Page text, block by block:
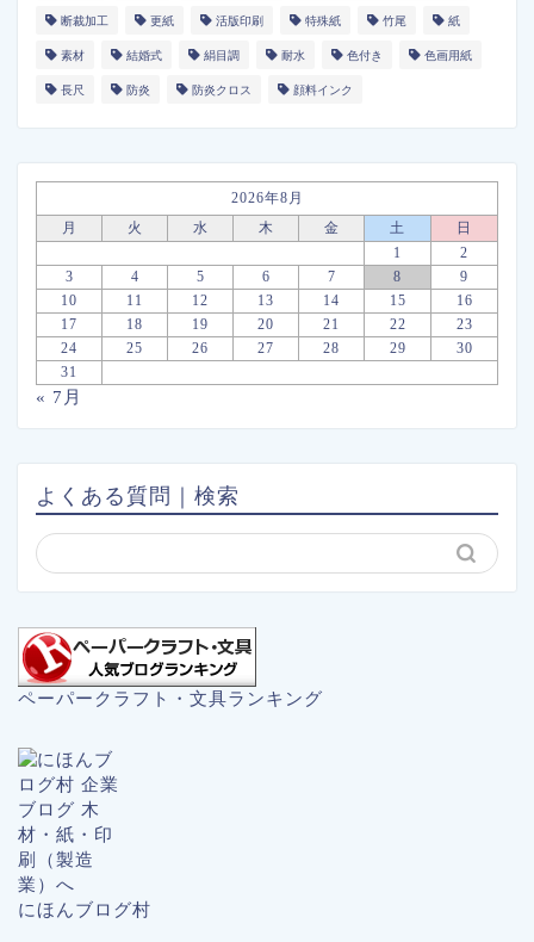
断裁加工 更紙 活版印刷 特殊紙 竹尾 紙
素材 結婚式 絹目調 耐水 色付き 色画用紙
長尺 防炎 防炎クロス 顔料インク
2026年8月
月
火 水 木 金 土
日
1
2
3
4 5 6 7 8
9
10
11 12 13 14 15
16
17
18 19 20 21 22
23
24
25 26 27 28 29
30
31
« 7月
よくある質問｜検索
ペーパークラフト・文具ランキング
にほんブログ村